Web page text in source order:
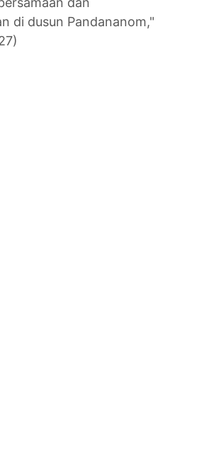
di dusun Pandananom,"